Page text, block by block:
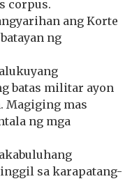
corpus.
ang Korte
ng
batas militar ayon
Magiging mas
ng mga
sa karapatang-